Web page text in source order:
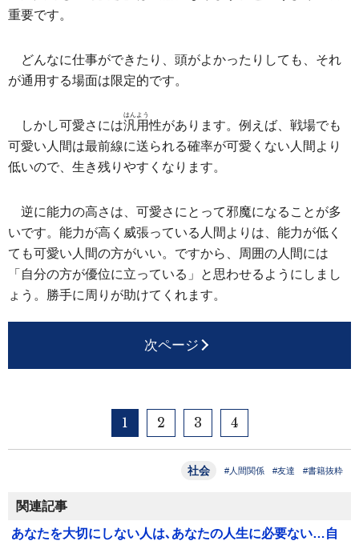
重要です。
どんなに仕事ができたり、頭がよかったりしても、それ
が通用する場面は限定的です。
しかし可愛さには汎用
はんよう
性があります。例えば、戦場でも
可愛い人間は最前線に送られる確率が可愛くない人間より
低いので、生き残りやすくなります。
逆に能力の高さは、可愛さにとって邪魔になることが多
いです。能力が高く威張っている人間よりは、能力が低く
ても可愛い人間の方がいい。ですから、周囲の人間には
「自分の方が優位に立っている」と思わせるようにしまし
ょう。勝手に周りが助けてくれます。
次ページ
1 2 3 4
社会 #人間関係 #友達 #書籍抜粋
関連記事
あなたを大切にしない人は､あなたの人生に必要ない…自